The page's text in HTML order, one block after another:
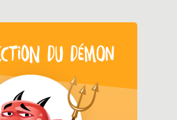
DU DÉMON